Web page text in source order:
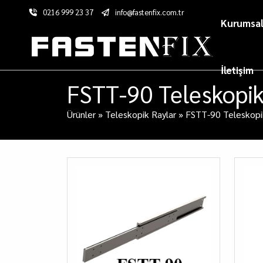
0216 999 23 37 info@fastenfix.com.tr
Kurumsal
İletişim
FSTT-90
Ürünler» Teleskopik Raylar» FSTT-90